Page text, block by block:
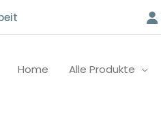
Home Alle Produkte